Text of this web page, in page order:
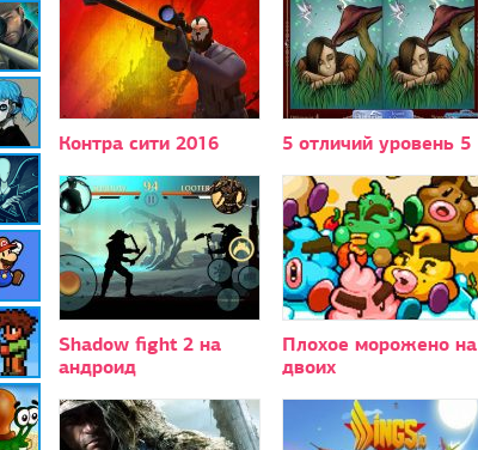
Контра сити 2016 5 отличий уровень 5
Shadow fight 2 на
андроид
Плохое морожено на
двоих